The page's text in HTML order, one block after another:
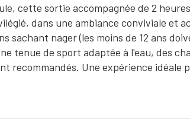
cette sortie accompagnée de 2
dans une ambiance conviviale et
sachant nager (les moins de 12 ans
tenue de sport adaptée à l'eau, des
recommandés. Une expérience idéale